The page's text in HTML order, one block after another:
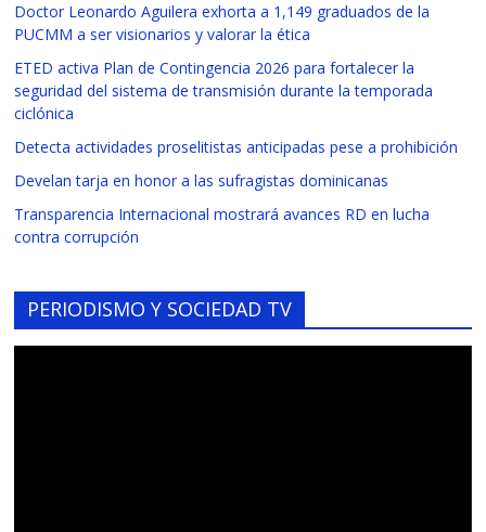
Doctor Leonardo Aguilera exhorta a 1,149 graduados de la
PUCMM a ser visionarios y valorar la ética
ETED activa Plan de Contingencia 2026 para fortalecer la
seguridad del sistema de transmisión durante la temporada
ciclónica
Detecta actividades proselitistas anticipadas pese a prohibición
Develan tarja en honor a las sufragistas dominicanas
Transparencia Internacional mostrará avances RD en lucha
contra corrupción
PERIODISMO Y SOCIEDAD TV